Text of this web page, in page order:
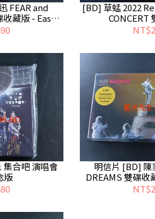
FEAR and
藏版 - Eason
[BD] 草蜢 2022
CONCERT
合吧 演唱會
版
明信片 [BD] 陳
DREAMS 雙碟收